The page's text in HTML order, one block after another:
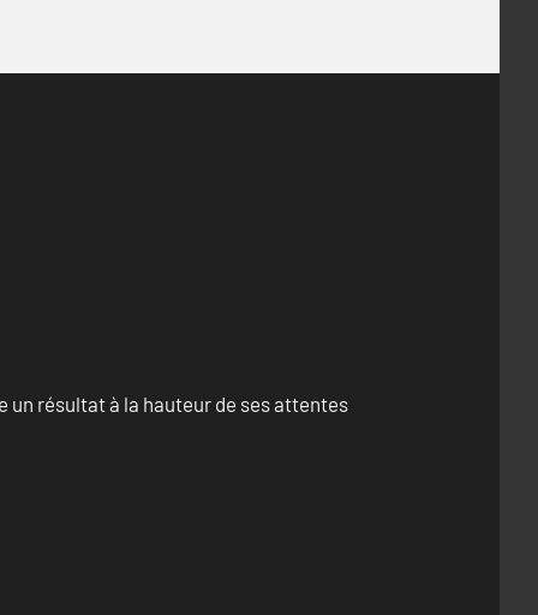
résultat à la hauteur de ses attentes